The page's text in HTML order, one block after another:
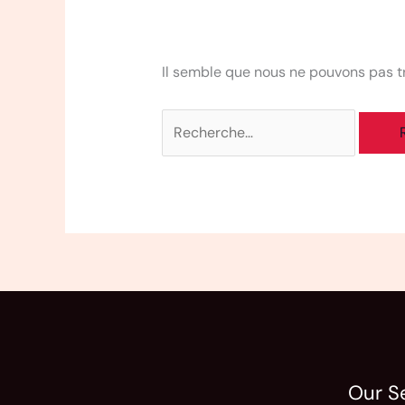
Il semble que nous ne pouvons pas
Our